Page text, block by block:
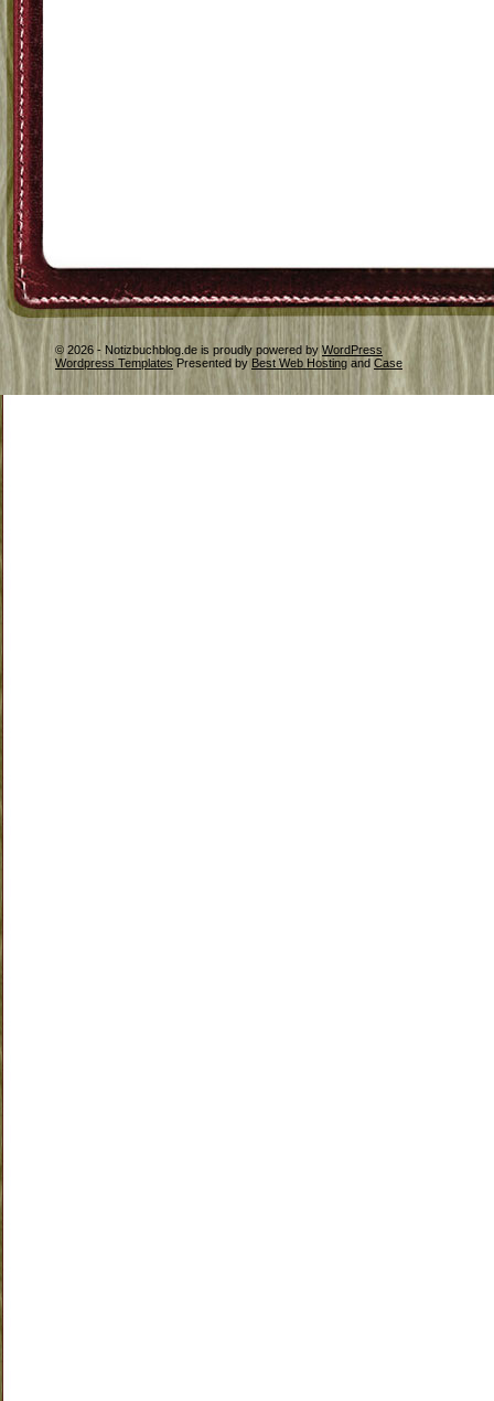
© 2026 - Notizbuchblog.de is proudly powered by WordPress
Wordpress Templates Presented by Best Web Hosting and Case